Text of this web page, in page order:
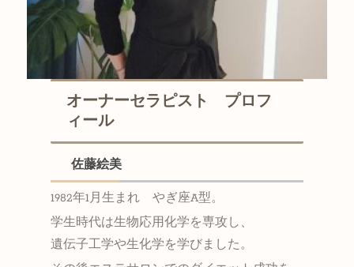
オーナーセラピスト プロフ
ィール
佐藤絵美
1982年1月生まれ やぎ座A型。
学生時代は生物応用化学を専攻し、
遺伝子工学や生化学を学びました。